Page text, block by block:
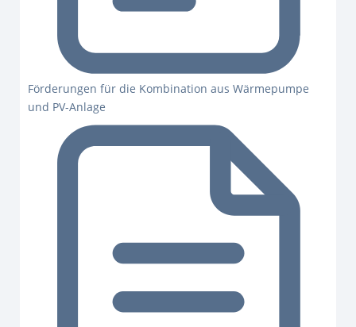
Förderungen für die Kombination aus Wärmepumpe
und PV-Anlage